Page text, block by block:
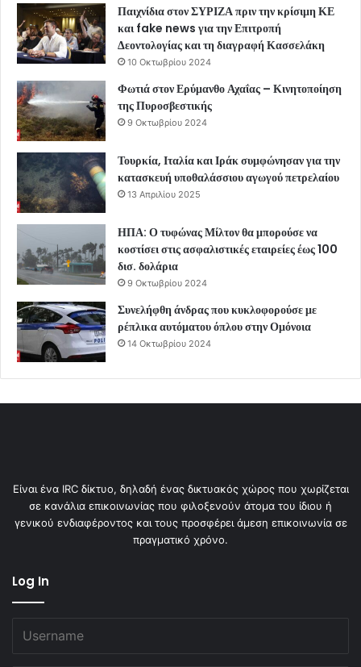
Παιχνίδια στον ΣΥΡΙΖΑ πριν την κρίσιμη ΚΕ
και fake news για την Επιτροπή
Δεοντολογίας και τη διαγραφή Κασσελάκη
10 Οκτωβρίου 2024
Φωτιά στον Ερύμανθο Αχαΐας – Κινητοποίηση
της Πυροσβεστικής
9 Οκτωβρίου 2024
Τουρκία, Ιταλία και Ιράκ συμφώνησαν για την
κατασκευή υποθαλάσσιου αγωγού πετρελαίου
13 Απριλίου 2025
ΗΠΑ: Ο τυφώνας Μίλτον θα μπορούσε να
κοστίσει στις ασφαλιστικές εταιρείες έως 100
δισ. δολάρια
9 Οκτωβρίου 2024
Συνελήφθη άνδρας που κυκλοφορούσε με
ρέπλικα αυτόματου όπλου στην Ομόνοια
14 Οκτωβρίου 2024
Είναι ένα IRC δίκτυο, δηλαδή ένας δικτυακός χώρος που χωρίζεται
σε κανάλια επικοινωνίας που φιλοξενούν άτομα του ίδιου ή
γενικού ενδιαφέροντος και τους προσφέρει άμεση επικοινωνία σε
πραγματικό χρόνο.
Log In